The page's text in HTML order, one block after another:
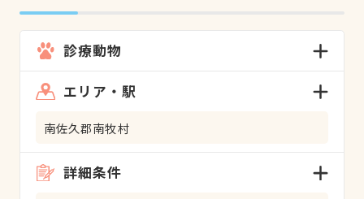
診療動物
エリア・駅
南佐久郡南牧村
詳細条件